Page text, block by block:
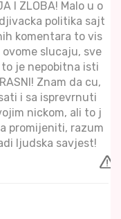
I ZLOBA! Malo u o
politika sajt
komentara to vis
slucaju, sve
to je nepobitna isti
Znam da cu,
i sa isprevrnuti
nickom, ali to j
promijeniti, razum
ljudska savjest!